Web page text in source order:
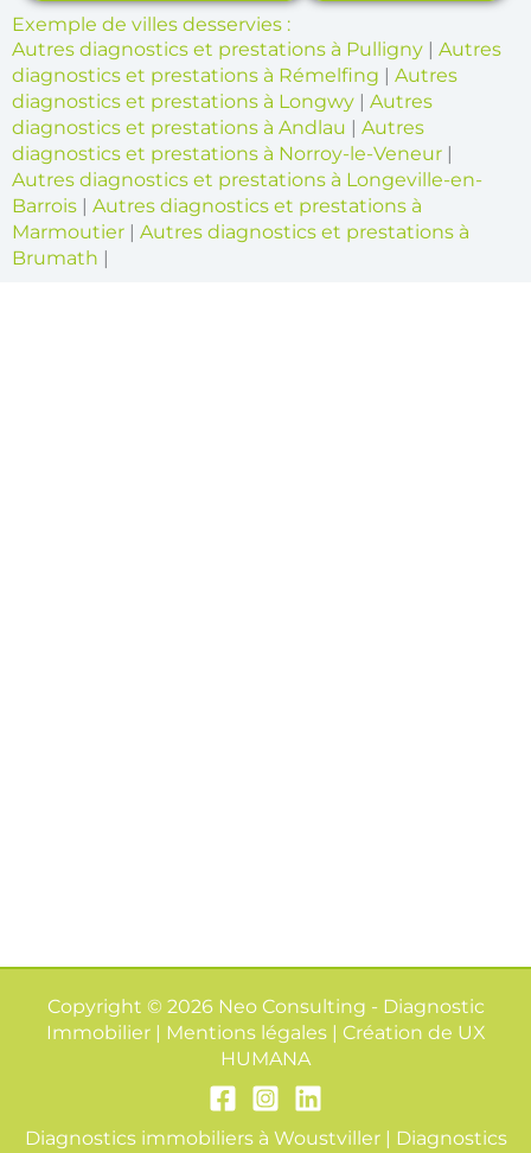
Exemple de villes desservies :
Autres diagnostics et prestations à Pulligny | Autres
diagnostics et prestations à Rémelfing | Autres
diagnostics et prestations à Longwy | Autres
diagnostics et prestations à Andlau | Autres
diagnostics et prestations à Norroy-le-Veneur |
Autres diagnostics et prestations à Longeville-en-
Barrois | Autres diagnostics et prestations à
Marmoutier | Autres diagnostics et prestations à
Brumath |
Copyright © 2026 Neo Consulting - Diagnostic
Immobilier | Mentions légales | Création de UX
HUMANA
Diagnostics immobiliers à Woustviller| Diagnostics